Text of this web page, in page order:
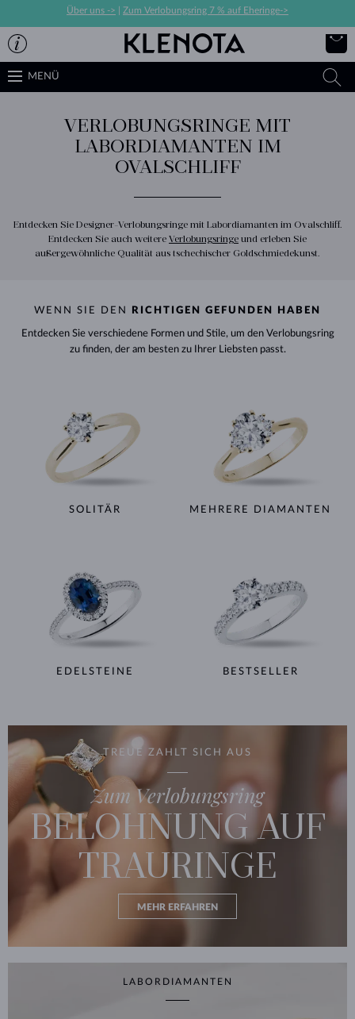
Über uns -> Zum Verlobungsring 7 % auf Eheringe->
MENÜ
VERLOBUNGSRINGE MIT
LABORDIAMANTEN IM
OVALSCHLIFF
Entdecken Sie Designer-Verlobungsringe mit Labordiamanten im Ovalschliff.
Entdecken Sie auch weitere Verlobungsringe und erleben Sie
außergewöhnliche Qualität aus tschechischer Goldschmiedekunst.
WENN SIE DEN RICHTIGEN GEFUNDEN HABEN
Entdecken Sie verschiedene Formen und Stile, um den Verlobungsring
zu finden, der am besten zu Ihrer Liebsten passt.
SOLITÄR MEHRERE DIAMANTEN
EDELSTEINE BESTSELLER
TREUE ZAHLT SICH AUS
Zum Verlobungsring
BELOHNUNG AUF
TRAURINGE
MEHR ERFAHREN
LABORDIAMANTEN